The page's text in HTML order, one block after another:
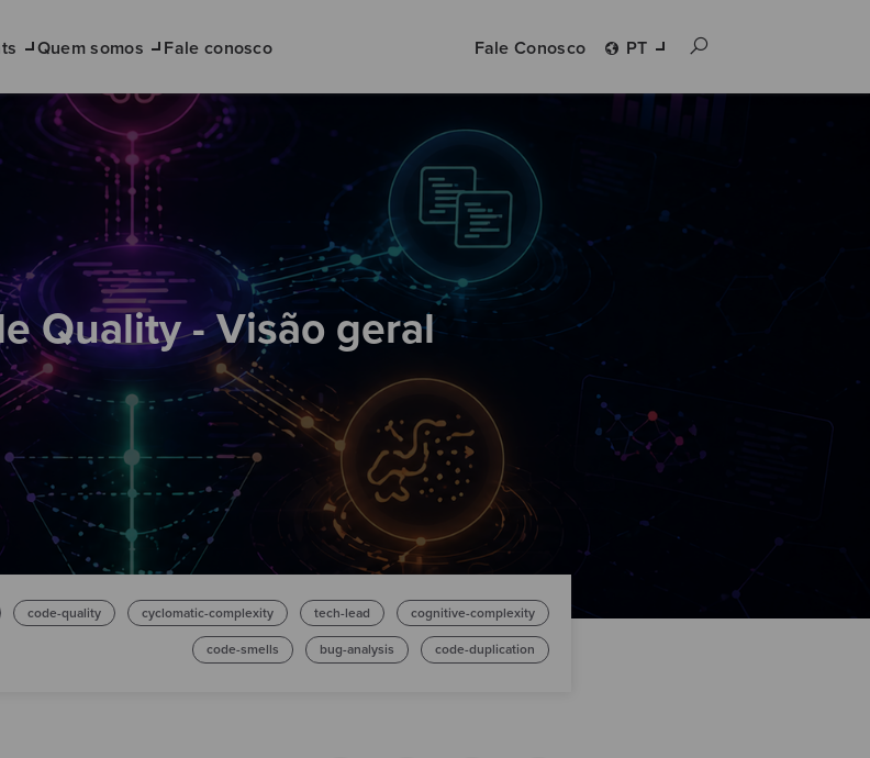
Quem somos Fale conosco Fale Conosco PT
Quality - Visão geral
code-quality cyclomatic-complexity tech-lead cognitive-complexity
code-smells bug-analysis code-duplication